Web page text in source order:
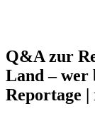
Q&A zur
Land – wer
Reportage |